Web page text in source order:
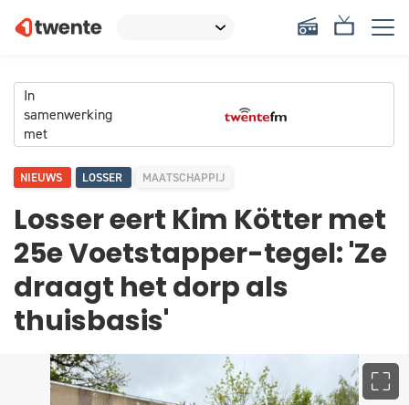
In
samenwerking
met
NIEUWS LOSSER MAATSCHAPPIJ
Losser eert Kim Kötter met
25e Voetstapper-tegel: 'Ze
draagt het dorp als
thuisbasis'